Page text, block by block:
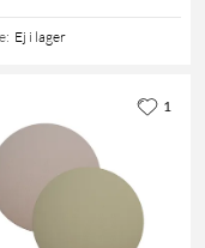
: Ej i lager
1